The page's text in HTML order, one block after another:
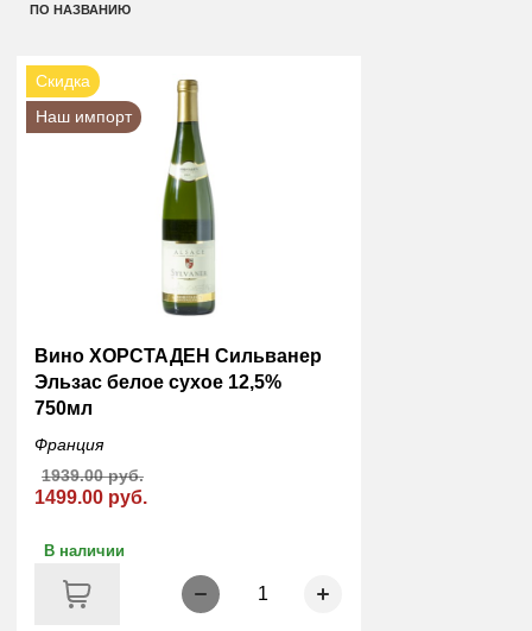
ПО НАЗВАНИЮ
Скидка
Наш импорт
Вино ХОРСТАДЕН Сильванер
Эльзас белое сухое 12,5%
750мл
Франция
1499.00 руб.
1939.00 руб.
В наличии
1